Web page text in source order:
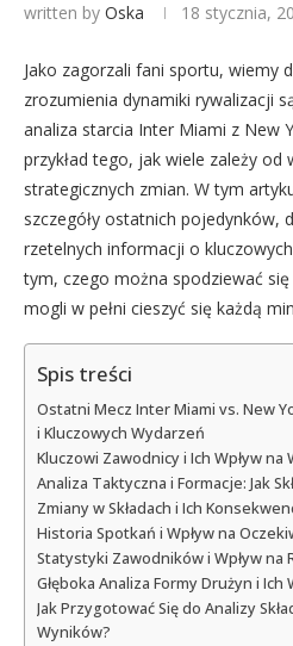
written by Oska 18 stycznia,
Jako zagorzali fani sportu, wiemy
zrozumienia dynamiki rywalizacji
analiza starcia Inter Miami z New
przykład tego, jak wiele zależy od
strategicznych zmian. W tym
szczegóły ostatnich pojedynków,
rzetelnych informacji o
tym, czego można spodziewać
mogli w pełni cieszyć się każdą
Spis treści
Ostatni Mecz Inter Miami vs. New
i Kluczowych Wydarzeń
Kluczowi Zawodnicy i Ich Wpływ
Analiza Taktyczna i Formacje: Jak
Zmiany w Składach i Ich
Historia Spotkań i Wpływ na
Statystyki Zawodników i Wpływ na
Głęboka Analiza Formy Drużyn i Ich
Jak Przygotować Się do Analizy
Wyników?